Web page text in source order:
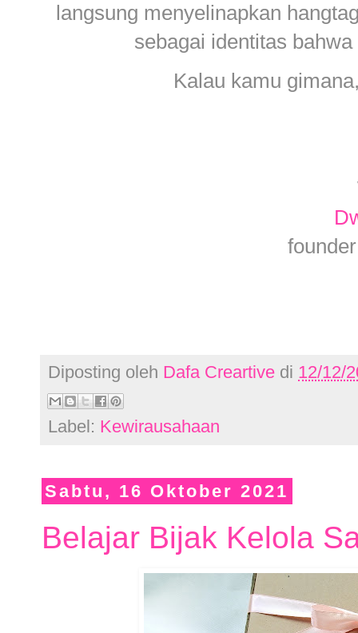
langsung menyelinapkan
sebagai identitas
Kalau kamu
founder
Diposting oleh Dafa Creartive di 12/12/
Label: Kewirausahaan
Sabtu, 16 Oktober 2021
Belajar Bijak Kelola